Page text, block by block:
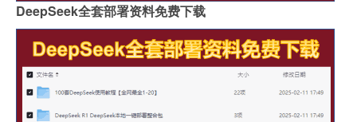
DeepSeek全套部署资料免费下载